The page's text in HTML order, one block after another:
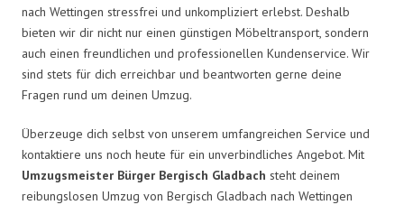
nach Wettingen stressfrei und unkompliziert erlebst. Deshalb
bieten wir dir nicht nur einen günstigen Möbeltransport, sondern
auch einen freundlichen und professionellen Kundenservice. Wir
sind stets für dich erreichbar und beantworten gerne deine
Fragen rund um deinen Umzug.
Überzeuge dich selbst von unserem umfangreichen Service und
kontaktiere uns noch heute für ein unverbindliches Angebot. Mit
Umzugsmeister Bürger Bergisch Gladbach steht deinem
reibungslosen Umzug von Bergisch Gladbach nach Wettingen